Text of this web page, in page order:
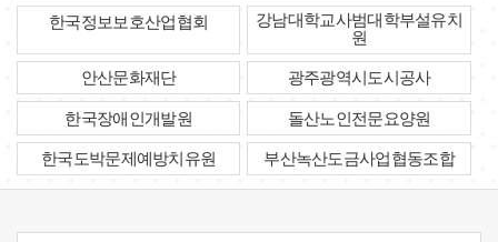
한국정보보호산업협회
강남대학교사범대학부설유치
원
안산문화재단 광주광역시도시공사
한국장애인개발원 돌산노인전문요양원
한국도박문제예방치유원 부산녹산도금사업협동조합